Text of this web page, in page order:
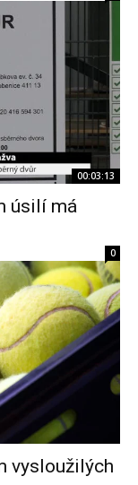
00:03:13
úsilí má
0
vysloužilých